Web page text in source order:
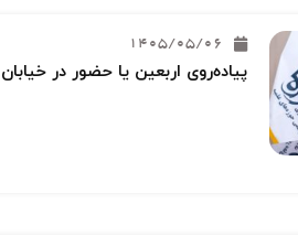
1405/05/06
پیاده‌روی اربعین یا حضور در